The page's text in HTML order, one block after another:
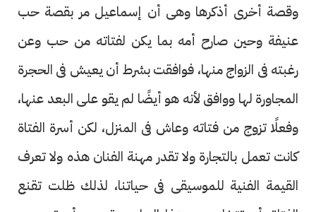
وقصة أخرى أذكرها وهى أن إسماعيل مر بقصة حب
عنيفة وحين صارح أمه بما يكن لفتاته من حب وعن
رغبته فى الزواج منها، فوافقت بشرط أن يعيش فى الحجرة
المجاورة لها ووافق لأنه هو أيضًا لم يقو على البعد عنها،
وفعلًا تزوج من فتاته وعاش فى المنزل، لكن أسرة الفتاة
كانت تعمل بالتجارة ولا تقدر مهنة الفنان هذه ولا تعرف
القيمة الفنية للموسيقى فى حياتنا، لذلك ظلت تقنع